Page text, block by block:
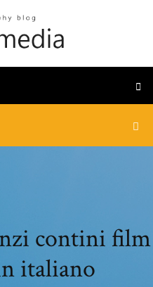
contini film
italiano